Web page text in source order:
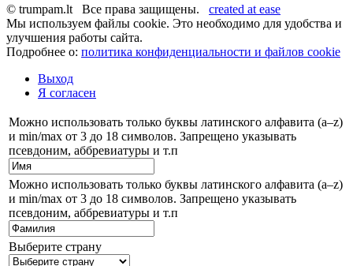
© trumpam.lt Все права защищены. created at ease
Мы используем файлы cookie. Это необходимо для удобства и
улучшения работы сайта.
Подробнее о: политика конфиденциальности и файлов cookie
Выход
Я согласен
Можно использовать только буквы латинского алфавита (a–z)
и min/max от 3 до 18 символов. Запрещено указывать
псевдоним, аббревиатуры и т.п
Можно использовать только буквы латинского алфавита (a–z)
и min/max от 3 до 18 символов. Запрещено указывать
псевдоним, аббревиатуры и т.п
Выберите страну